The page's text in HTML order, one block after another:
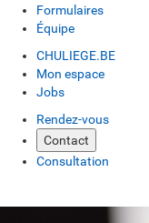
Formulaires
Équipe
CHULIEGE.BE
Mon espace
Jobs
Rendez-vous
Contact
Consultation